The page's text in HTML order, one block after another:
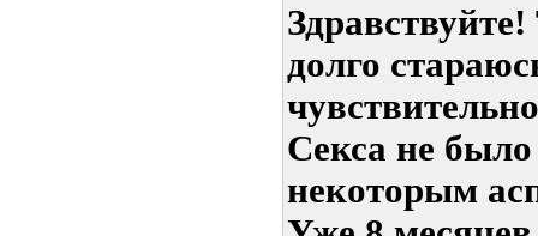
долго
Секса не
некоторым